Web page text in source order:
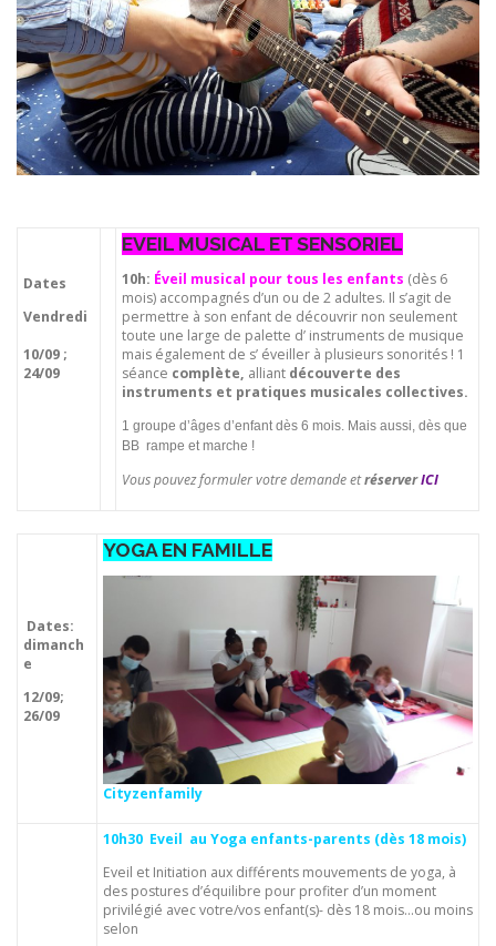
Dates
Vendredi
10/09 ;
24/09
EVEIL MUSICAL ET SENSORIEL
10h: Éveil musical pour tous les enfants (dès 6
mois) accompagnés d’un ou de 2 adultes. Il s’agit de
permettre à son enfant de découvrir non seulement
toute une large de palette d’ instruments de musique
mais également de s’ éveiller à plusieurs sonorités ! 1
séance complète, alliant découverte des
instruments et pratiques musicales collectives.
1 groupe d’âges d’enfant dès 6 mois. Mais aussi, dès que
BB rampe et marche !
Vous pouvez formuler votre demande etréserverICI
Dates:
dimanch
e
12/09;
26/09
YOGA EN FAMILLE
Cityzenfamily
10h30 Eveil au Yoga enfants-parents (dès 18 mois)
Eveil et Initiation aux différents mouvements de yoga, à
des postures d’équilibre pour profiter d’un moment
privilégié avec votre/vos enfant(s)- dès 18 mois…ou moins
selon